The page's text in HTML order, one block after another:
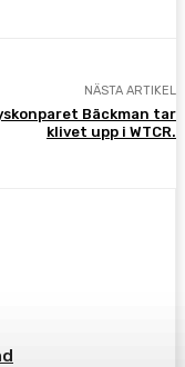
NÄSTA ARTIKEL
Bäckman tar
klivet upp i WTCR.